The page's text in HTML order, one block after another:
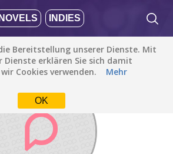
NOVELS INDIES
Bereitstellung unserer Dienste. Mit
Dienste erklären Sie sich damit
Cookies verwenden.
Mehr
OK